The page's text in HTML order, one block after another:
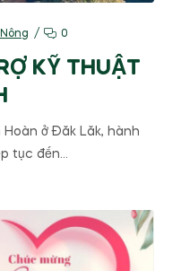
0
KỸ THUẬT
ở Đăk Lăk, hành
tục đến…